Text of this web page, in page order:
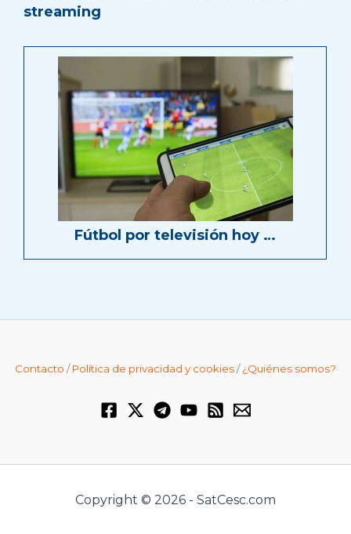
streaming
Fútbol por televisión hoy …
Contacto /Política de privacidad y cookies/¿Quiénes somos?
Copyright © 2026 - SatCesc.com